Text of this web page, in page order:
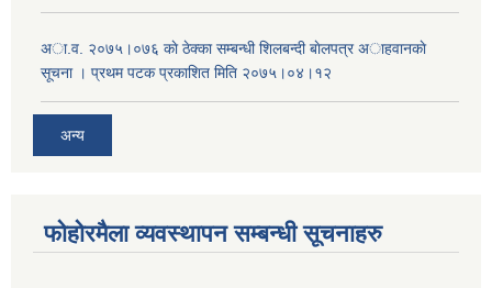
अा.व. २०७५।०७६ काे ठेक्का सम्बन्धी शिलबन्दी बाेलपत्र अाहवानकाे
सूचना । प्रथम पटक प्रकाशित मिति २०७५।०४।१२
अन्य
फोहोरमैला व्यवस्थापन सम्बन्धी सूचनाहरु